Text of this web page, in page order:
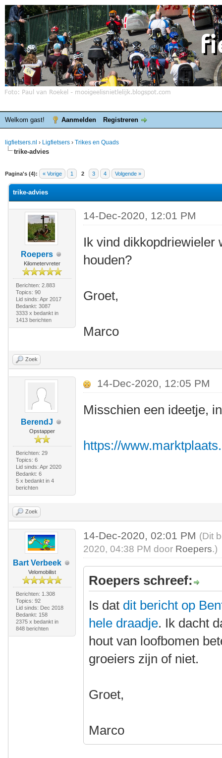
Welkom gast! Aanmelden Registreren
ligfietsers.nl › Ligfietsers › Trikes en Quads
trike-advies
Pagina's (4): « Vorige 1 2 3 4 Volgende »
waardering is 0
trike-advies
Roepers
Kilometervreter
Berichten: 2.883
Topics: 90
Lid sinds: Apr 2017
Bedankt: 3087
3333 x bedankt in
1413 berichten
14-Dec-2020, 12:01 PM
Ik vind dikkopdriewieler
houden?
Groet,
Marco
Zoek
BerendJ
Opstapper
Berichten: 29
Topics: 6
Lid sinds: Apr 2020
Bedankt: 6
5 x bedankt in 4
berichten
14-Dec-2020, 12:05 PM
Misschien een ideetje,
https://
Zoek
Bart Verbeek
Velomobilist
Berichten: 1.308
Topics: 92
Lid sinds: Dec 2018
Bedankt: 158
2375 x bedankt in
848 berichten
14-Dec-2020, 02:01 PM (Dit
2020, 04:38 PM door Roepers.)
Roepers schreef:
Is dat dit bericht op
hele draadje. Ik dacht
hout van loofbomen
groeiers zijn of niet.
Groet,
Marco